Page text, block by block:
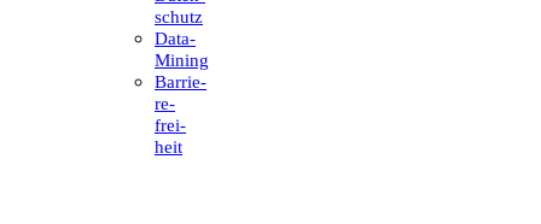
schutz
Data-
Mining
Barrie­
re­
frei­
heit